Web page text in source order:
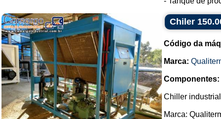
Chiler
Código da
Marca:
Componentes:
Chiller
Marca: